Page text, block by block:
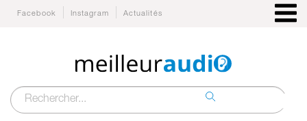
Facebook Instagram Actualités
Recherche
pour :